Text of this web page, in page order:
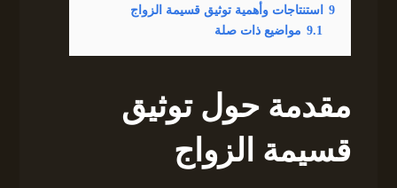
9
استنتاجات وأهمية توثيق قسيمة الزواج
9.1 مواضيع ذات صلة
مقدمة حول توثيق
قسيمة الزواج